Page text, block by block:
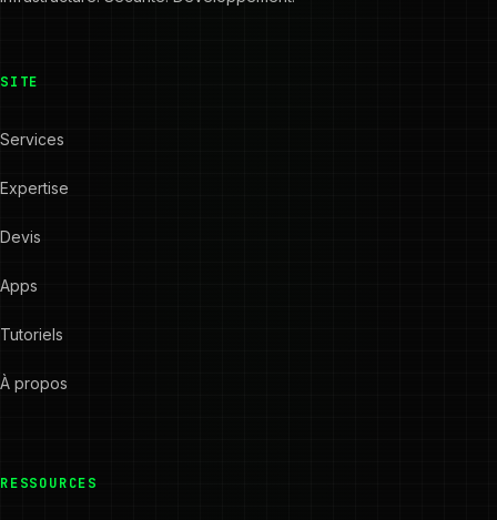
SITE
Services
Expertise
Devis
Apps
Tutoriels
À propos
RESSOURCES